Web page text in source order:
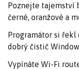
Poznejte tajemství
černé, oranžové a
Programátor si řekl
dobrý čistič
Vypínáte Wi-Fi